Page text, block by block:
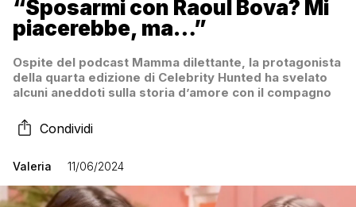
“Sposarmi con Raoul Bova? Mi
piacerebbe, ma…”
Ospite del podcast Mamma dilettante, la protagonista
della quarta edizione di Celebrity Hunted ha svelato
alcuni aneddoti sulla storia d’amore con il compagno
Condividi
Valeria 11/06/2024